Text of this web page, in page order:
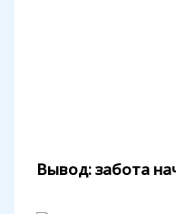
Вывод: забота